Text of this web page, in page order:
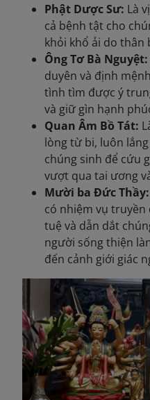
Phật Dược Sư: Là
cả bệnh tật cho
khỏi khổ ải do thân
Ông Tơ Bà Nguyệt:
duyên và định
tình tìm được ý
và giữ gìn hạnh
Quan Âm Bồ Tát:
lòng từ bi, luôn
chúng sinh để cứu
vượt qua tai ương
Mười ba Đức Thầy:
có nhiệm vụ truyền
tuệ và dẫn dắt
người sống thiện
đến cảnh giới giác